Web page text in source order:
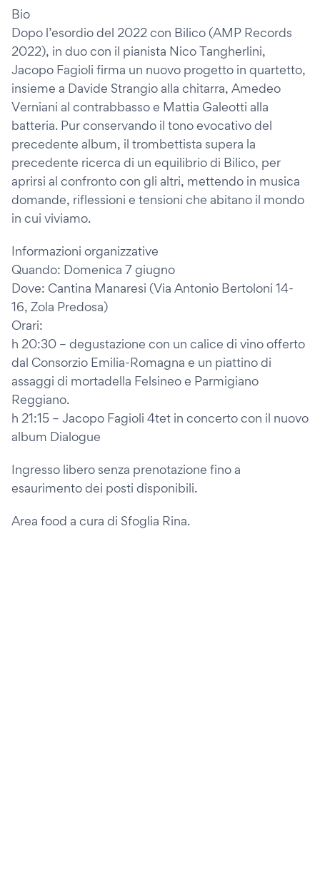
Bio
Dopo l’esordio del 2022 con Bilico (AMP Records
2022), in duo con il pianista Nico Tangherlini,
Jacopo Fagioli firma un nuovo progetto in quartetto,
insieme a Davide Strangio alla chitarra, Amedeo
Verniani al contrabbasso e Mattia Galeotti alla
batteria. Pur conservando il tono evocativo del
precedente album, il trombettista supera la
precedente ricerca di un equilibrio di Bilico, per
aprirsi al confronto con gli altri, mettendo in musica
domande, riflessioni e tensioni che abitano il mondo
in cui viviamo.
Informazioni organizzative
Quando: Domenica 7 giugno
Dove: Cantina Manaresi (Via Antonio Bertoloni 14-
16, Zola Predosa)
Orari:
h 20:30 – degustazione con un calice di vino offerto
dal Consorzio Emilia-Romagna e un piattino di
assaggi di mortadella Felsineo e Parmigiano
Reggiano.
h 21:15 – Jacopo Fagioli 4tet in concerto con il nuovo
album Dialogue
Ingresso libero senza prenotazione fino a
esaurimento dei posti disponibili.
Area food a cura di Sfoglia Rina.